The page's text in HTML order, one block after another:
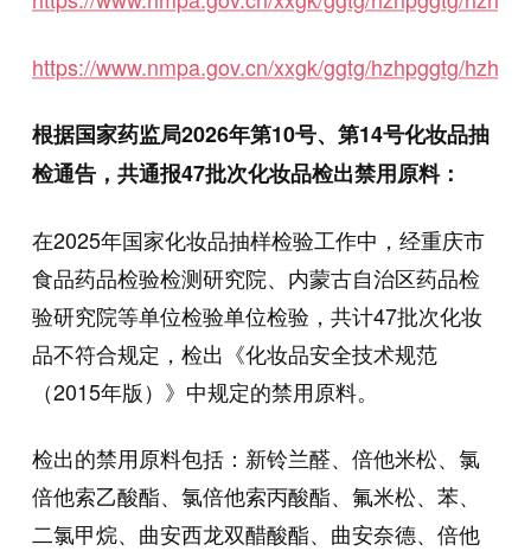
https://www.nmpa.gov.cn/xxgk/ggtg/hzhpggtg/
根据国家药监局2026年第10号、第14号化妆品抽
检通告，共通报47批次化妆品检出禁用原料：
在2025年国家化妆品抽样检验工作中，经重庆市
食品药品检验检测研究院、内蒙古自治区药品检
验研究院等单位检验单位检验，共计47批次化妆
品不符合规定，检出《化妆品安全技术规范
（2015年版）》中规定的禁用原料。
检出的禁用原料包括：新铃兰醛、倍他米松、氯
倍他索乙酸酯、氯倍他索丙酸酯、氟米松、苯、
二氯甲烷、曲安西龙双醋酸酯、曲安奈德、倍他